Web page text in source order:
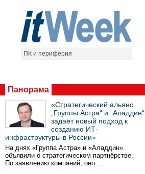
ПК и периферия
Панорама
«Стратегический альянс
„Группы Астра“ и „Аладдин“
задаёт новый подход к
созданию ИТ-
инфраструктуры в России»
На днях «Группа Астра» и «Аладдин»
объявили о стратегическом партнёрстве.
По заявлению компаний, оно …